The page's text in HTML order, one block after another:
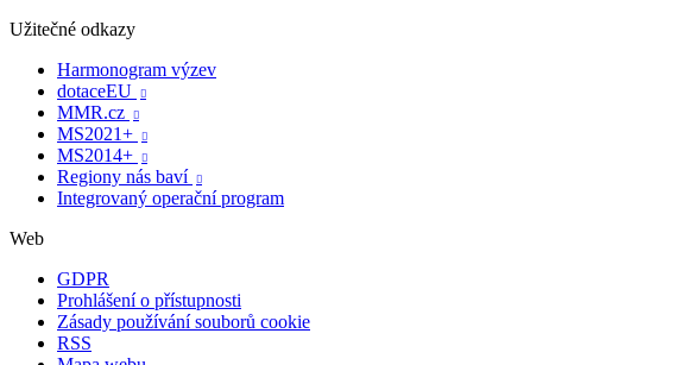
Užitečné odkazy
Harmonogram výzev
dotaceEU

MMR.cz 
MS2021+ 
MS2014+ 
Regiony nás baví 
Integrovaný operační program
Web
GDPR
Prohlášení o přístupnosti
Zásady používání souborů cookie
RSS